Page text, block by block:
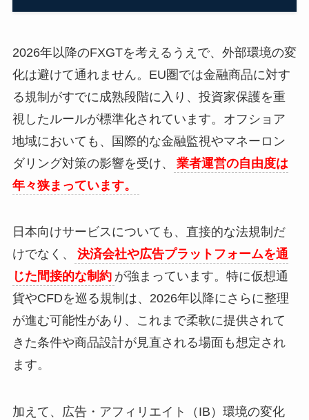
2026年以降のFXGTを考えるうえで、外部環境の変
化は避けて通れません。EU圏では金融商品に対す
る規制がすでに成熟段階に入り、投資家保護を重
視したルールが標準化されています。オフショア
地域においても、国際的な金融監視やマネーロン
ダリング対策の影響を受け、
業者運営の自由度は
年々狭まっています。
日本向けサービスについても、直接的な法規制だ
けでなく、
決済会社や広告プラットフォームを通
じた間接的な制約 が強まっています。特に仮想通
貨やCFDを巡る規制は、2026年以降にさらに整理
が進む可能性があり、これまで柔軟に提供されて
きた条件や商品設計が見直される場面も想定され
ます。
加えて、広告・アフィリエイト（IB）環境の変化